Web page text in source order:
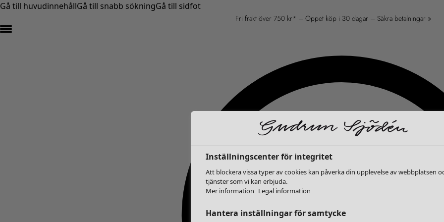
Gå till huvudinnehållGå till snabb sökningGå till sidfot
Fri frakt över 750 kr* – Öppet köp i 30 dagar – Säkra betalningar »
Inställningscenter för integritet
Att blockera vissa typer av cookies kan påverka din upplevelse av webbplatsen
tjänster som vi kan erbjuda.
Mer information Legal information
Hantera inställningar för samtycke